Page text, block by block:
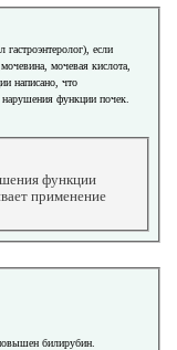
если
мочевая кислота,
написано, что
функции почек.
функции
применение
билирубин.